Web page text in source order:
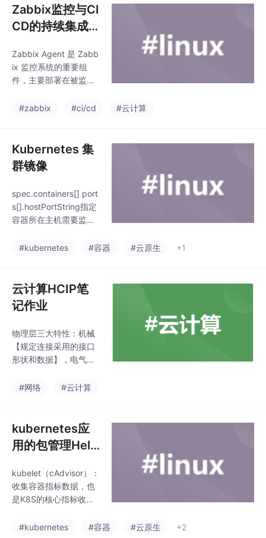
PU 使用率、内存占
用、磁盘空间、进程状
态等），并将数据发送
abbix Proxy 进行处理
和存储。用户名默认为
`root`。跨平台支持：
ows、Solaris 等主流操
Zabbix监控与CI
CD的持续集成
Zabbix Agent 是 Zabb
ix 监控系统的重要组
件，主要部署在被监控
器、虚拟机、网络设备
PU 使用率、内存占
用、磁盘空间、进程状
态等），并将数据发送
abbix Proxy 进行处理
和存储。用户名默认为
`root`。跨平台支持：
ows、Solaris 等主流操
#zabbix #ci/cd #云计算
Kubernetes 集
群镜像
spec.containers[] port
s[].hostPortString指定
容器所在主机需要监听
ontainerPort相同，注
的相同副本(因为主机的
端口号不能相同，这样
会冲突)spec.container
uString指定CPU的限
制，单位为核心数，1=
1000m。
#kubernetes #容器 #云原生 +1
云计算HCIP笔
记作业
物理层三大特性：机械
【规定连接采用的接口
形状和数据】，电气
数，电压范围】，功能
体【串行传输：1bit按
照时间顺序传输。并行
传输：若干bit通过多通
与芯片之间信息传输】
信号：数据的电气或电
磁表现形式，是数据传
信号-连续变化的信号。
#网络 #云计算
kubernetes应
用的包管理Hel
kubelet（cAdvisor）：
收集容器指标数据，也
是K8S的核心指标收
标数据包括：CPU使用
#kubernetes #容器 #云原生 +2